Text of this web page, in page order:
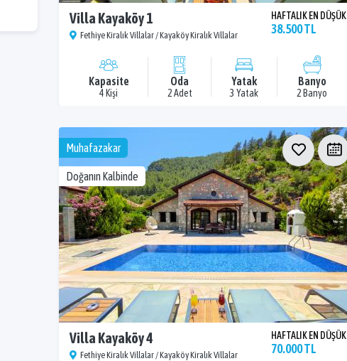
Villa Kayaköy 1
Fethiye Kiralık Villalar / Kayaköy Kiralık Villalar
HAFTALIK EN DÜŞÜK
38.500 TL
Kapasite
4 Kişi
Oda
2 Adet
Yatak
3 Yatak
Banyo
2 Banyo
Muhafazakar
Doğanın Kalbinde
Villa Kayaköy 4
Fethiye Kiralık Villalar / Kayaköy Kiralık Villalar
HAFTALIK EN DÜŞÜK
70.000 TL